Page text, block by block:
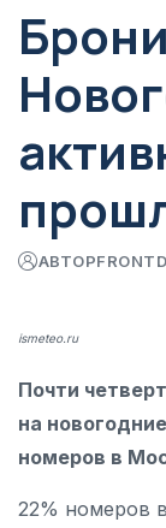
АВТОР
ismeteo.ru
Почти
на
номеров в
22% номеров